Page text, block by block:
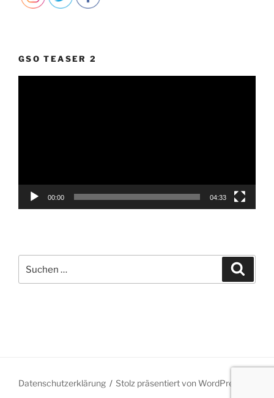
GSO TEASER 2
00:00 04:33
nach:
Datenschutzerklärung Stolz präsentiert von WordPress